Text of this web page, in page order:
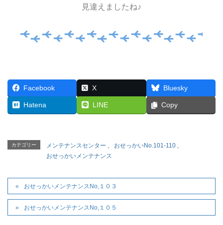
見違えましたね♪
Facebook X Bluesky
Hatena LINE Copy
カテゴリー メンテナンスセンター 、 おせっかいNo.101-110 、
おせっかいメンテナンス
おせっかいメンテナンスNo,１０３
おせっかいメンテナンスNo,１０５